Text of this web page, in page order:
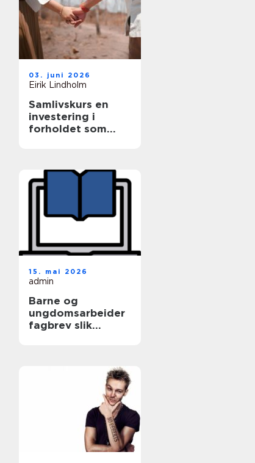
03. juni 2026
Eirik Lindholm
Samlivskurs en
investering i
forholdet som
15. mai 2026
admin
Barne og
ungdomsarbeider
fagbrev slik